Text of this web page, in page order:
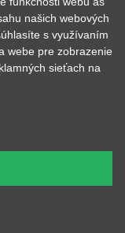
tričká
Veľká noc
našich webových
s využívaním
webe pre zobrazenie
sieťach na